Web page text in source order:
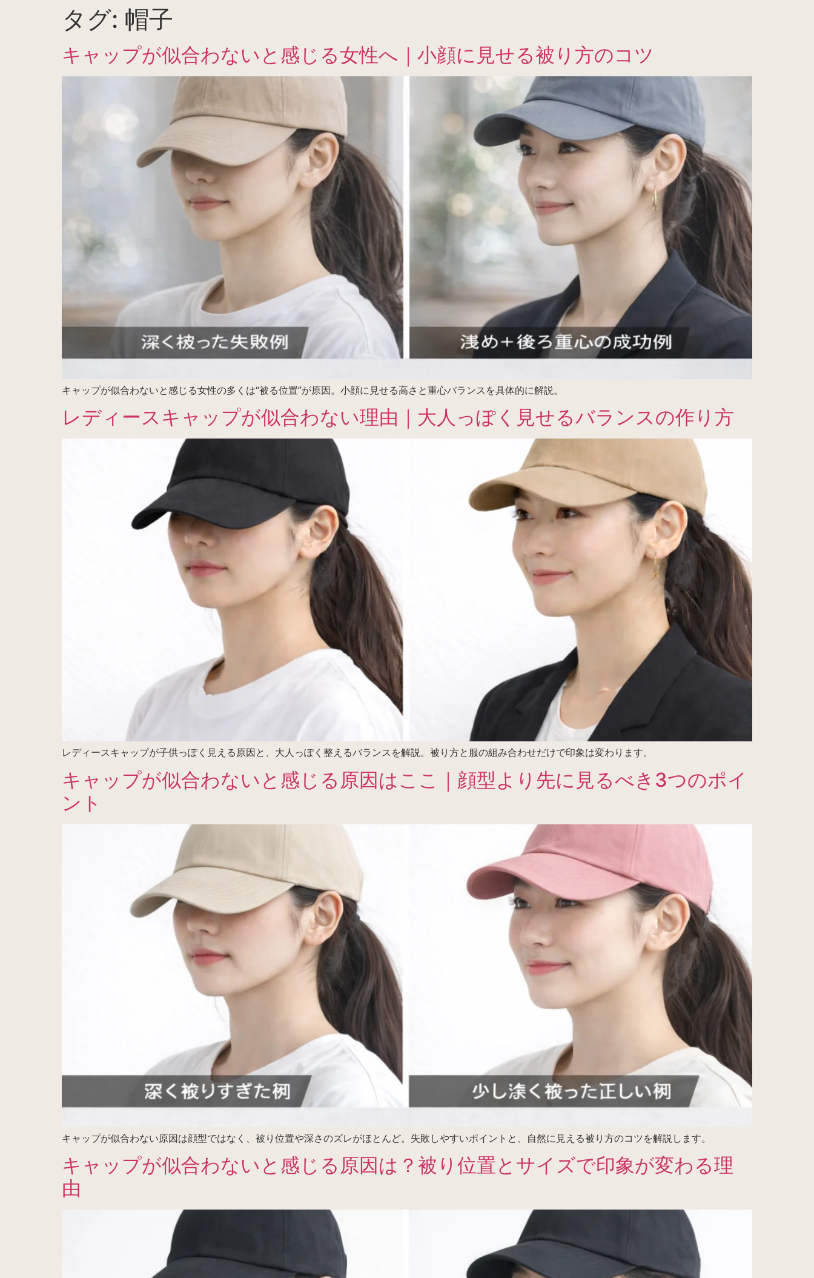
タグ: 帽子
キャップが似合わないと感じる女性へ｜小顔に見せる被り方のコツ
キャップが似合わないと感じる女性の多くは“被る位置”が原因。小顔に見せる高さと重心バランスを具体的に解説。
レディースキャップが似合わない理由｜大人っぽく見せるバランスの作り方
レディースキャップが子供っぽく見える原因と、大人っぽく整えるバランスを解説。被り方と服の組み合わせだけで印象は変わります。
キャップが似合わないと感じる原因はここ｜顔型より先に見るべき3つのポイ
ント
キャップが似合わない原因は顔型ではなく、被り位置や深さのズレがほとんど。失敗しやすいポイントと、自然に見える被り方のコツを解説します。
キャップが似合わないと感じる原因は？被り位置とサイズで印象が変わる理
由